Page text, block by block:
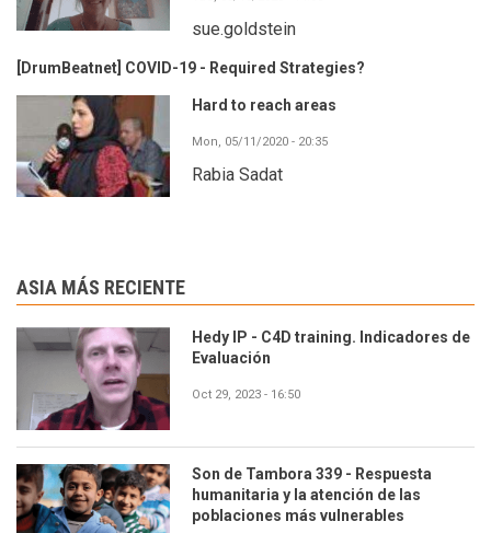
sue.goldstein
[DrumBeatnet] COVID-19 - Required Strategies?
Hard to reach areas
Mon, 05/11/2020 - 20:35
Rabia Sadat
ASIA MÁS RECIENTE
Hedy IP - C4D training. Indicadores de
Evaluación
Oct 29, 2023 - 16:50
Son de Tambora 339 - Respuesta
humanitaria y la atención de las
poblaciones más vulnerables